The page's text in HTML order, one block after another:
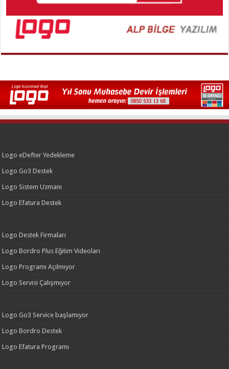
Logo eDefter Yedekleme
Logo Go3 Destek
Logo Sistem Uzmanı
Logo Efatura Destek
Logo Destek Firmaları
Logo Bordro Plus Eğitim Videoları
Logo Programı Açılmıyor
Logo Servisi Çalışmıyor
Logo Go3 Service başlamıyor
Logo Bordro Destek
Logo Efatura Programı